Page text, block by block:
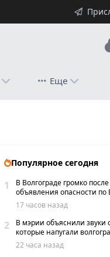
Еще
Популярное сегодня
1
В Волгограде громко после
объявления опасности
17 часов назад
2
В мэрии объяснили звуки
которые напугали
22 часа назад